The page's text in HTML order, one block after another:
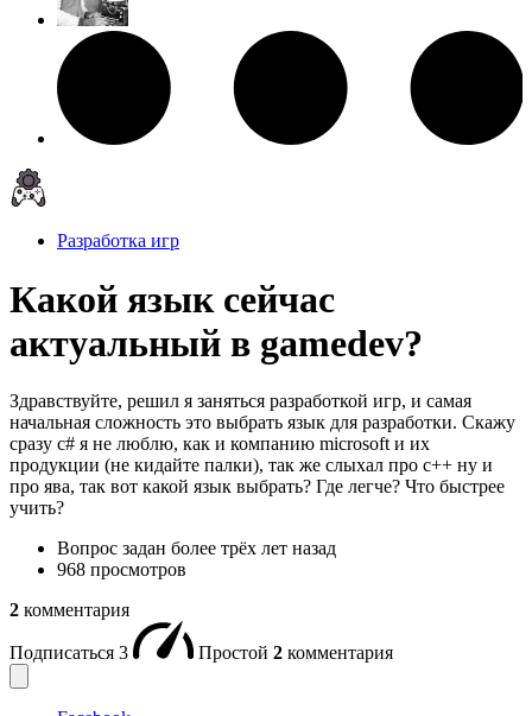
Разработка игр
Какой язык сейчас
актуальный в gamedev?
Здравствуйте, решил я заняться разработкой игр, и самая
начальная сложность это выбрать язык для разработки. Скажу
сразу c# я не люблю, как и компанию microsoft и их
продукции (не кидайте палки), так же слыхал про с++ ну и
про ява, так вот какой язык выбрать? Где легче? Что быстрее
учить?
Вопрос задан более трёх лет назад
968 просмотров
2 комментария
Подписаться 3 Простой 2 комментария